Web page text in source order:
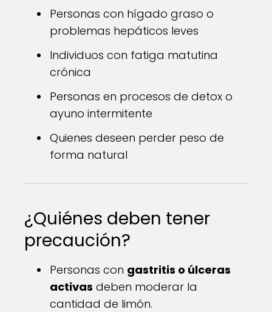
Personas con hígado graso o
problemas hepáticos leves
Individuos con fatiga matutina
crónica
Personas en procesos de detox o
ayuno intermitente
Quienes deseen perder peso de
forma natural
¿Quiénes deben tener
precaución?
Personas con gastritis o úlceras
activas deben moderar la
cantidad de limón.